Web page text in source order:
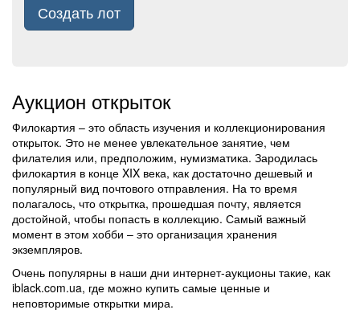
Создать лот
Аукцион открыток
Филокартия – это область изучения и коллекционирования
открыток. Это не менее увлекательное занятие, чем
филателия или, предположим, нумизматика. Зародилась
филокартия в конце XIX века, как достаточно дешевый и
популярный вид почтового отправления. На то время
полагалось, что открытка, прошедшая почту, является
достойной, чтобы попасть в коллекцию. Самый важный
момент в этом хобби – это организация хранения
экземпляров.
Очень популярны в наши дни интернет-аукционы такие, как
iblack.com.ua, где можно купить самые ценные и
неповторимые открытки мира.